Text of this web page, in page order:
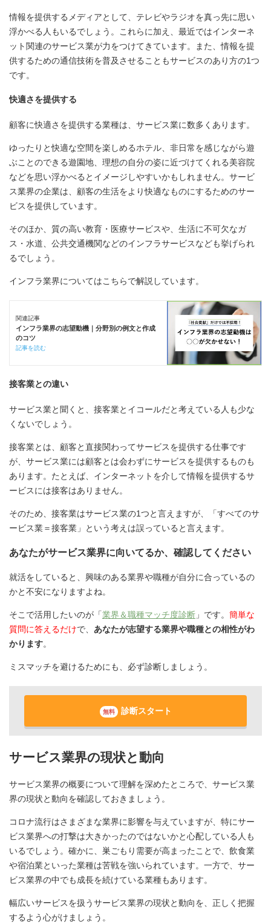
情報を提供するメディアとして、テレビやラジオを真っ先に思い
浮かべる人もいるでしょう。これらに加え、最近ではインターネ
ット関連のサービス業が力をつけてきています。また、情報を提
供するための通信技術を普及させることもサービスのあり方の1つ
です。
快適さを提供する
顧客に快適さを提供する業種は、サービス業に数多くあります。
ゆったりと快適な空間を楽しめるホテル、非日常を感じながら遊
ぶことのできる遊園地、理想の自分の姿に近づけてくれる美容院
などを思い浮かべるとイメージしやすいかもしれません。サービ
ス業界の企業は、顧客の生活をより快適なものにするためのサー
ビスを提供しています。
そのほか、質の高い教育・医療サービスや、生活に不可欠なガ
ス・水道、公共交通機関などのインフラサービスなども挙げられ
るでしょう。
インフラ業界についてはこちらで解説しています。
関連記事
インフラ業界の志望動機｜分野別の例文と作成
のコツ
記事を読む
接客業との違い
サービス業と聞くと、接客業とイコールだと考えている人も少な
くないでしょう。
接客業とは、顧客と直接関わってサービスを提供する仕事です
が、サービス業には顧客とは会わずにサービスを提供するものも
あります。たとえば、インターネットを介して情報を提供するサ
ービスには接客はありません。
そのため、接客業はサービス業の1つと言えますが、「すべてのサ
ービス業＝接客業」という考えは誤っていると言えます。
あなたがサービス業界に向いてるか、確認してください
就活をしていると、興味のある業界や職種が自分に合っているの
かと不安になりますよね。
そこで活用したいのが「業界＆職種マッチ度診断 」です。 簡単な
質問に答えるだけで、 あなたが志望する業界や職種との相性がわ
かります。
ミスマッチを避けるためにも、必ず診断しましょう。
無料 診断スタート
サービス業界の現状と動向
サービス業界の概要について理解を深めたところで、サービス業
界の現状と動向を確認しておきましょう。
コロナ流行はさまざまな業界に影響を与えていますが、特にサー
ビス業界への打撃は大きかったのではないかと心配している人も
いるでしょう。確かに、巣ごもり需要が高まったことで、飲食業
や宿泊業といった業種は苦戦を強いられています。一方で、サー
ビス業界の中でも成長を続けている業種もあります。
幅広いサービスを扱うサービス業界の現状と動向を、正しく把握
するよう心がけましょう。